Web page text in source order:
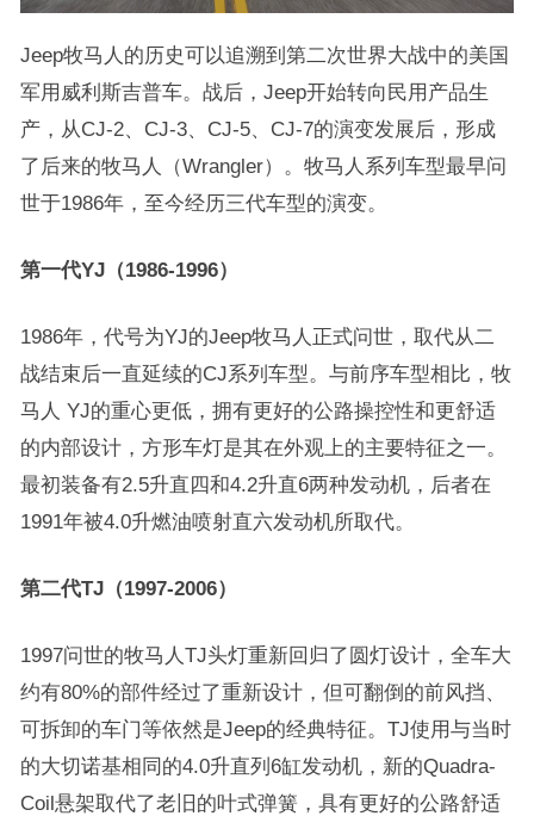
Jeep牧马人的历史可以追溯到第二次世界大战中的美国
军用威利斯吉普车。战后，Jeep开始转向民用产品生
产，从CJ-2、CJ-3、CJ-5、CJ-7的演变发展后，形成
了后来的牧马人（Wrangler）。牧马人系列车型最早问
世于1986年，至今经历三代车型的演变。
第一代YJ（1986-1996）
1986年，代号为YJ的Jeep牧马人正式问世，取代从二
战结束后一直延续的CJ系列车型。与前序车型相比，牧
马人 YJ的重心更低，拥有更好的公路操控性和更舒适
的内部设计，方形车灯是其在外观上的主要特征之一。
最初装备有2.5升直四和4.2升直6两种发动机，后者在
1991年被4.0升燃油喷射直六发动机所取代。
第二代TJ（1997-2006）
1997问世的牧马人TJ头灯重新回归了圆灯设计，全车大
约有80%的部件经过了重新设计，但可翻倒的前风挡、
可拆卸的车门等依然是Jeep的经典特征。TJ使用与当时
的大切诺基相同的4.0升直列6缸发动机，新的Quadra-
Coil悬架取代了老旧的叶式弹簧，具有更好的公路舒适